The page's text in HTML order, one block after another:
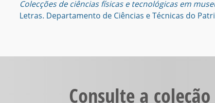
Colecções de ciências físicas e tecnológicas em
Letras. Departamento de Ciências e Técnicas do
Consulte a